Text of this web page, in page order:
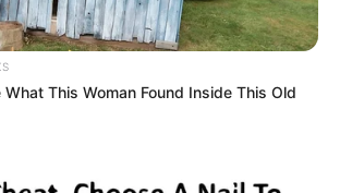
What This Woman Found Inside This Old